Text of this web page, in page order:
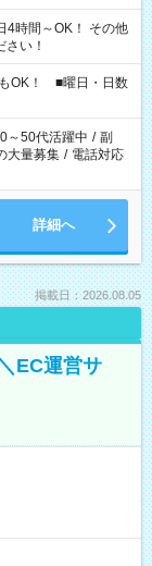
OK！ その他
い！
OK！ ■曜日・日数
～50代活躍中 / 副
大量募集 / 電話対応
詳細へ
掲載日：2026.08.05
EC運営サ